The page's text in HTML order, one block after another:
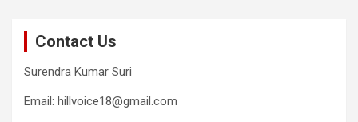
Contact Us
Surendra Kumar Suri
Email: hillvoice18@gmail.com